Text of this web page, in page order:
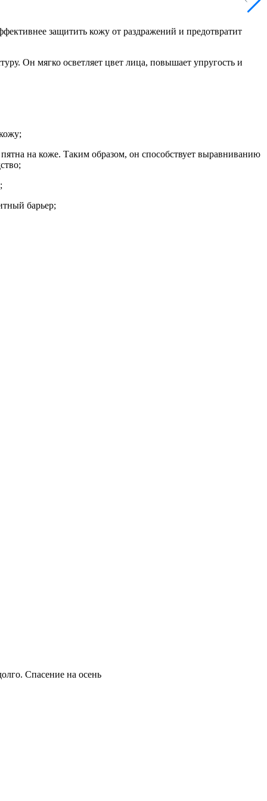
защитить кожу от раздражений и предотвратит
Он мягко осветляет цвет лица, повышает упругость и
на коже. Таким образом, он способствует выравниванию
барьер;
Спасение на осень